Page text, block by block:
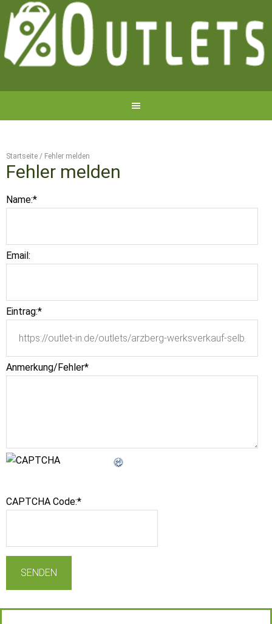
Startseite / Fehler melden
Fehler melden
Name:*
Email:
Eintrag:*
Anmerkung/Fehler*
CAPTCHA Code:*